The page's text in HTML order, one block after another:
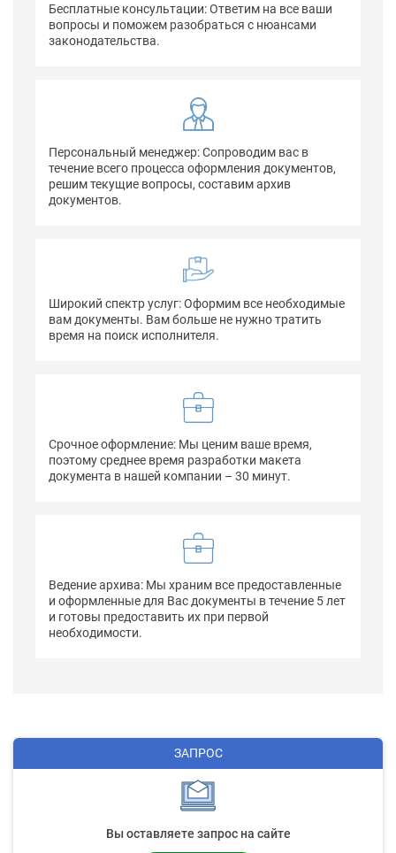
Бесплатные консультации: Ответим на все ваши
вопросы и поможем разобраться с нюансами
законодательства.
Персональный менеджер: Сопроводим вас в
течение всего процесса оформления документов,
решим текущие вопросы, составим архив
документов.
Широкий спектр услуг: Оформим все необходимые
вам документы. Вам больше не нужно тратить
время на поиск исполнителя.
Срочное оформление: Мы ценим ваше время,
поэтому среднее время разработки макета
документа в нашей компании – 30 минут.
Ведение архива: Мы храним все предоставленные
и оформленные для Вас документы в течение 5 лет
и готовы предоставить их при первой
необходимости.
ЗАПРОС
Вы оставляете запрос на сайте